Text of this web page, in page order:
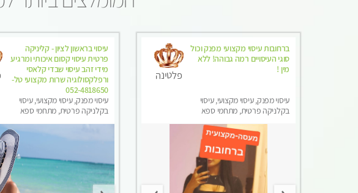
ברחובות עיסוי מקצועי מפנק וכול
סוגי העיסויים רמה גבוהה! ללא
מין !
עיסוי מפנק, עיסוי מקצועי, עיסוי
בקלניקה פרטית, מתחמי ספא
פלטינה
עיסוי בראשון לציון - קליניקה
פרטית עיסוי קסום איכותי ומרגיע
מידי זהב עיסוי שבדי קלאסי
ורפלקסולוגיה שרות מקצועי טל-
052-4818650
עיסוי מפנק, עיסוי מקצועי, עיסוי
בקלניקה פרטית, מתחמי ספא